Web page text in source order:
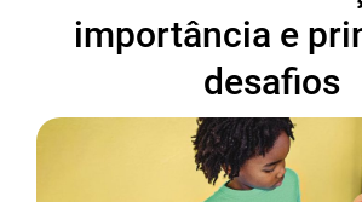
importância e
desafios